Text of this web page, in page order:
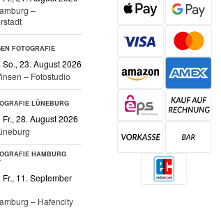
–
FOTOGRAFIE
So., 23. August 2026
– Fotostudio
LÜNEBURG
Fr., 28. August 2026
HAMBURG
Fr., 11. September
– Hafencity